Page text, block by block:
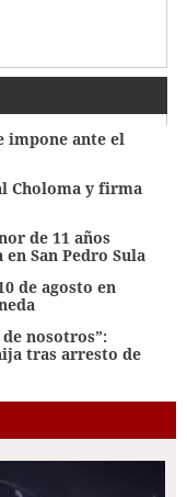
impone ante el
Choloma y firma
de 11 años
San Pedro Sula
de agosto en
nosotros”:
tras arresto de